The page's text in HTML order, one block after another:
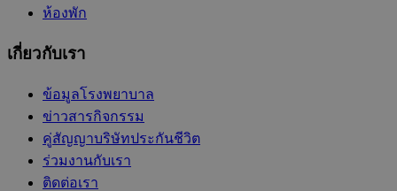
ห้องพัก
เกี่ยวกับเรา
ข้อมูลโรงพยาบาล
ข่าวสารกิจกรรม
คู่สัญญาบริษัทประกันชีวิต
ร่วมงานกับเรา
ติดต่อเรา